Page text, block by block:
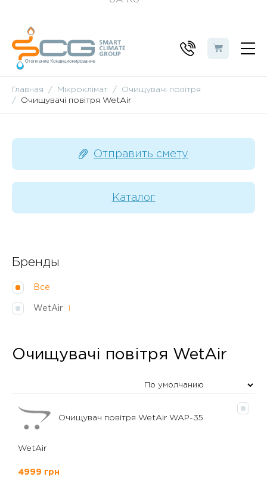
Главная Мікроклімат
Очищувачі повітря
Очищувачі повітря WetAir
Отправить смету
Каталог
Бренды
Все
WetAir 1
Очищувачі повітря WetAir
Очищувач повітря WetAir WAP-35
WetAir
4999 грн